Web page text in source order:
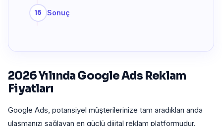
Sonuç
2026 Yılında Google Ads Reklam
Fiyatları
Google Ads, potansiyel müşterilerinize tam aradıkları anda
ulaşmanızı sağlayan en güçlü dijital reklam platformudur.